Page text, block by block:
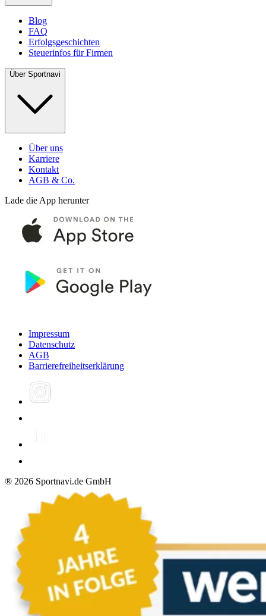
Blog
FAQ
Erfolgsgeschichten
Steuerinfos für Firmen
Über Sportnavi
Über uns
Karriere
Kontakt
AGB & Co.
Lade die App herunter
Impressum
Datenschutz
AGB
Barrierefreiheitserklärung
® 2026 Sportnavi.de GmbH